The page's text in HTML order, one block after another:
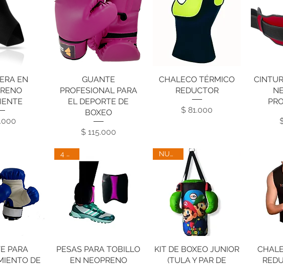
EN
Precio
Vista rápida
GUANTE
PROFESIONAL PARA
EL DEPORTE DE
BOXEO
Precio
$ 115.000
Vista rápida
CHALECO TÉRMICO
REDUCTOR
Precio
$ 81.000
PARA
DE
Vista rápida
4 LBS
PESAS PARA TOBILLO
EN NEOPRENO
Vista rápida
NUEVO
KIT DE BOXEO JUNIOR
(TULA Y PAR DE